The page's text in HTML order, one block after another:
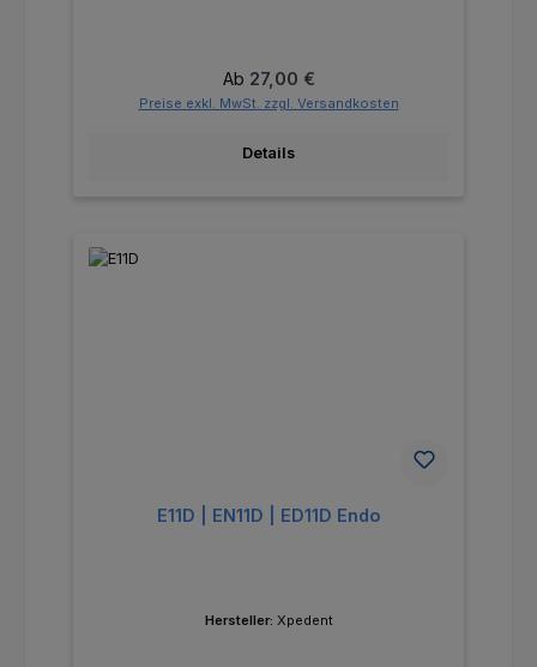
Regulärer Preis:
Ab 27,00 €
Preise exkl. MwSt. zzgl. Versandkosten
Details
E11D | EN11D | ED11D Endo
Hersteller: Xpedent